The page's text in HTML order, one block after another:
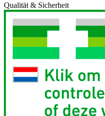
Qualität & Sicherheit